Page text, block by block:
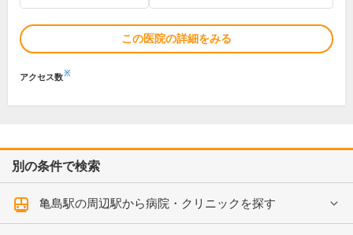
この医院の詳細をみる
アクセス数※
別の条件で検索
亀島駅の周辺駅から病院・クリニックを探す